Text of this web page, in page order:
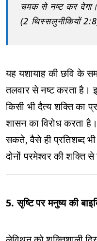
चमक से नष्ट कर
(2 थिस्सलुनीकियों
यह यशायाह की छवि के
तलवार से नष्ट करता है।
किसी भी दैत्य शक्ति का
शासन का विरोध करता
सकते, वैसे ही प्रतिशब्द
दोनों परमेश्वर की शक्ति से
5. सृष्टि पर मनुष्य की